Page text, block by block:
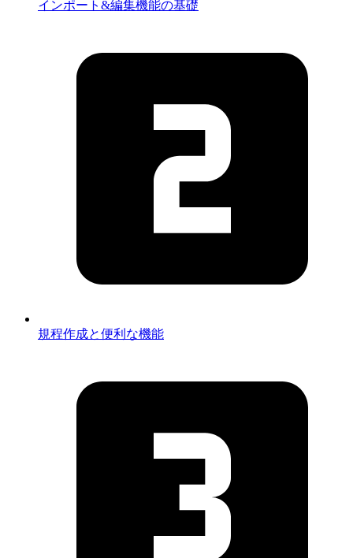
インポート&編集機能の基礎
規程作成と便利な機能